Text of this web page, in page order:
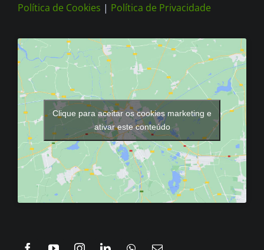
Política de Cookies | Política de Privacidade
Clique para aceitar os cookies marketing e
ativar este conteúdo